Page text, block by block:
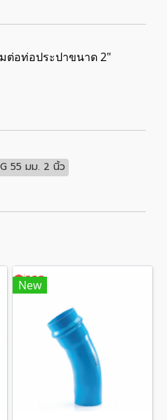
ต่อท่อประปาขนาด 2"
55 มม. 2 นิ้ว
New